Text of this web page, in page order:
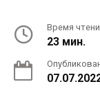
Время
23 мин.